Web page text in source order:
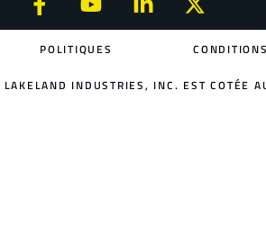
POLITIQUES
LAKELAND INDUSTRIES, INC. EST COTÉE